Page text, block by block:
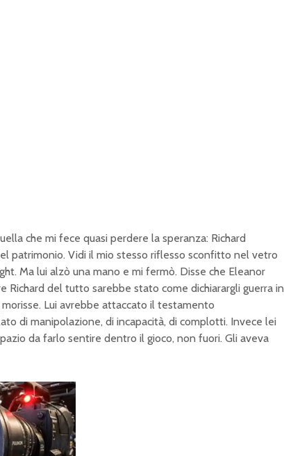
che mi fece quasi perdere la speranza: Richard
patrimonio. Vidi il mio stesso riflesso sconfitto nel vetro
Ma lui alzò una mano e mi fermò. Disse che Eleanor
Richard del tutto sarebbe stato come dichiarargli guerra in
Lui avrebbe attaccato il testamento
di manipolazione, di incapacità, di complotti. Invece lei
da farlo sentire dentro il gioco, non fuori. Gli aveva